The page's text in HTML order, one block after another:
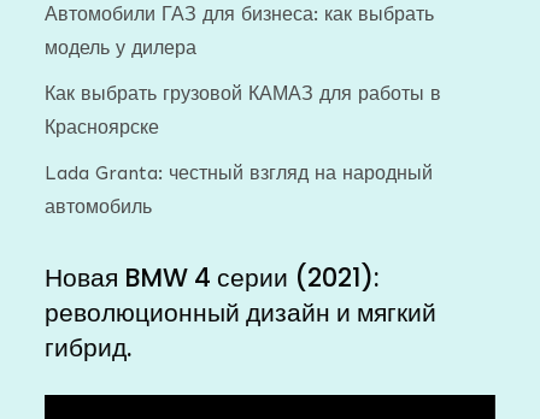
Автомобили ГАЗ для бизнеса: как выбрать
модель у дилера
Как выбрать грузовой КАМАЗ для работы в
Красноярске
Lada Granta: честный взгляд на народный
автомобиль
Новая BMW 4 серии (2021):
революционный дизайн и мягкий
гибрид.